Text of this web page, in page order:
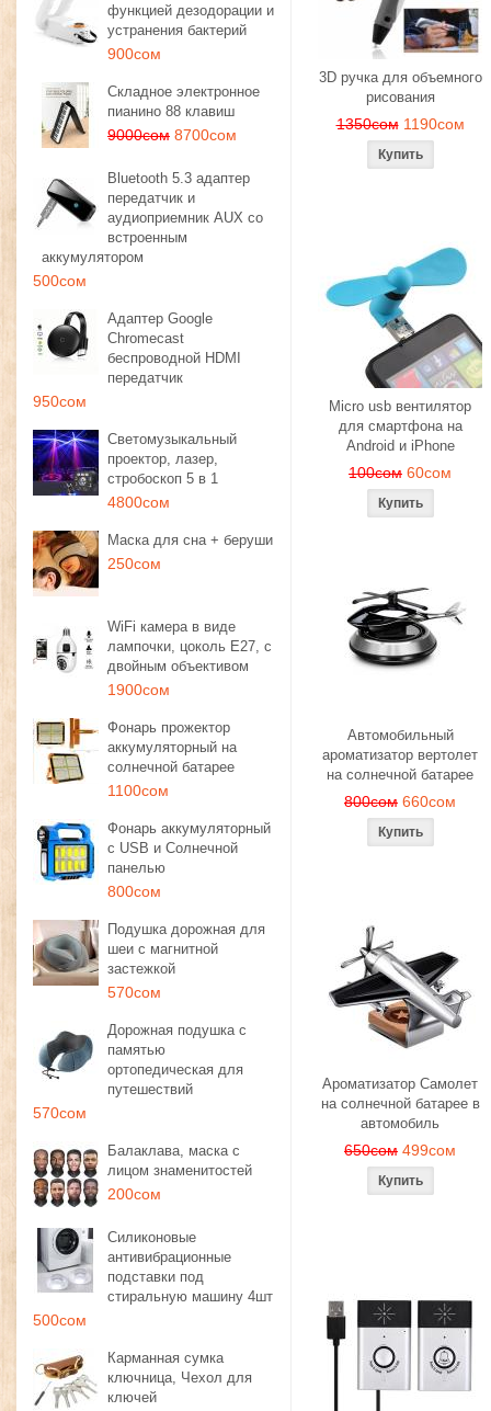
функцией дезодорации и
устранения бактерий
900сом
Складное электронное
пианино 88 клавиш
9000сом 8700сом
Bluetooth 5.3 адаптер
передатчик и
аудиоприемник AUX со
встроенным
аккумулятором
500сом
Адаптер Google
Chromecast
беспроводной HDMI
передатчик
950сом
Светомузыкальный
проектор, лазер,
стробоскоп 5 в 1
4800сом
Маска для сна + беруши
250сом
WiFi камера в виде
лампочки, цоколь E27, с
двойным объективом
1900сом
Фонарь прожектор
аккумуляторный на
солнечной батарее
1100сом
Фонарь аккумуляторный
с USB и Солнечной
панелью
800сом
Подушка дорожная для
шеи с магнитной
застежкой
570сом
Дорожная подушка с
памятью
ортопедическая для
путешествий
570сом
Балаклава, маска с
лицом знаменитостей
200сом
Силиконовые
антивибрационные
подставки под
стиральную машину 4шт
500сом
Карманная сумка
ключница, Чехол для
ключей
3D ручка для объемного
рисования
1350сом 1190сом
Micro usb вентилятор
для смартфона на
Android и iPhone
100сом 60сом
Автомобильный
ароматизатор вертолет
на солнечной батарее
800сом 660сом
Ароматизатор Самолет
на солнечной батарее в
автомобиль
650сом 499сом